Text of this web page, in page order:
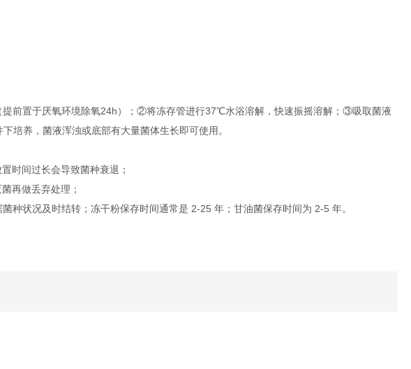
前置于厌氧环境除氧24h）；②将冻存管进行37℃水浴溶解，快速振摇溶解；③吸取菌液
培养，菌液浑浊或底部有大量菌体生长即可使用。
时间过长会导致菌种衰退；
再做丢弃处理；
种状况及时结转；冻干粉保存时间通常是 2-25 年；甘油菌保存时间为 2-5 年。